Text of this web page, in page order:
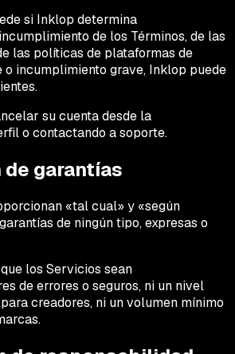
si Inklop determina
de los Términos, de las
las políticas de plataformas de
o incumplimiento grave, Inklop puede
su cuenta desde la
o contactando a soporte.
de garantías
«tal cual» y «según
de ningún tipo, expresas o
los Servicios sean
de errores o seguros, ni un nivel
creadores, ni un volumen mínimo